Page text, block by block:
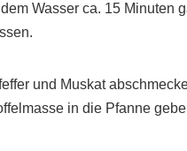
Wasser ca. 15 Minuten
und Muskat
in die Pfanne